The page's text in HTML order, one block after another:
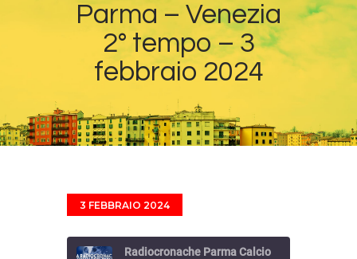
Parma – Venezia
2° tempo – 3
febbraio 2024
Radio
Diretta
Programmi
News
Contatti
3 FEBBRAIO 2024
Radiocronache Parma Calcio